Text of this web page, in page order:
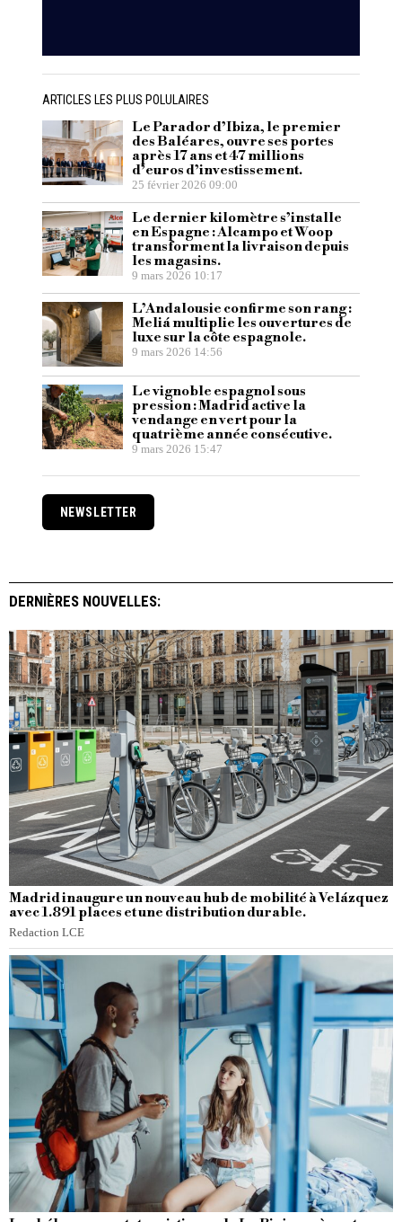
ARTICLES LES PLUS POLULAIRES
Le Parador d’Ibiza, le premier
des Baléares, ouvre ses portes
après 17 ans et 47 millions
d’euros d’investissement.
25 février 2026 09:00
Le dernier kilomètre s’installe
en Espagne : Alcampo et Woop
transforment la livraison depuis
les magasins.
9 mars 2026 10:17
L’Andalousie confirme son rang :
Meliá multiplie les ouvertures de
luxe sur la côte espagnole.
9 mars 2026 14:56
Le vignoble espagnol sous
pression : Madrid active la
vendange en vert pour la
quatrième année consécutive.
9 mars 2026 15:47
NEWSLETTER
DERNIÈRES NOUVELLES:
Madrid inaugure un nouveau hub de mobilité à Velázquez
avec 1.891 places et une distribution durable.
Redaction LCE